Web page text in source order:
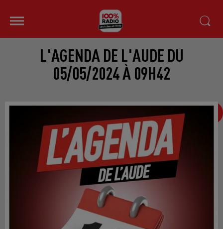
L'AGENDA DE L'AUDE DU
05/05/2024 À 09H42